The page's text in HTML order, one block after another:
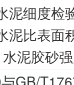
泥细度检
泥比表面
泥胶砂
GB/